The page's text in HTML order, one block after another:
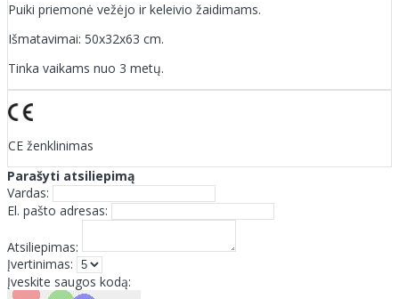
Puiki priemonė vežėjo ir keleivio žaidimams.
Išmatavimai: 50x32x63 cm.
Tinka vaikams nuo 3 metų.
CE ženklinimas
Parašyti atsiliepimą
Vardas:
El. pašto adresas:
Atsiliepimas:
Įvertinimas:
Įveskite saugos kodą: